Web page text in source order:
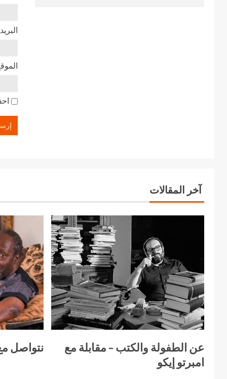
آخر المقالات
عن الطفولة والكتب – مقابلة مع
امبرتو إيكو
نتواصل